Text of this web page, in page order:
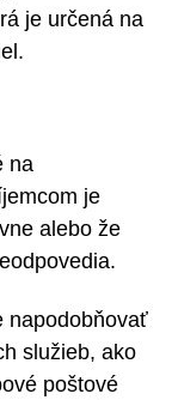
je určená na
na
je
alebo že
napodobňovať
služieb, ako
poštové